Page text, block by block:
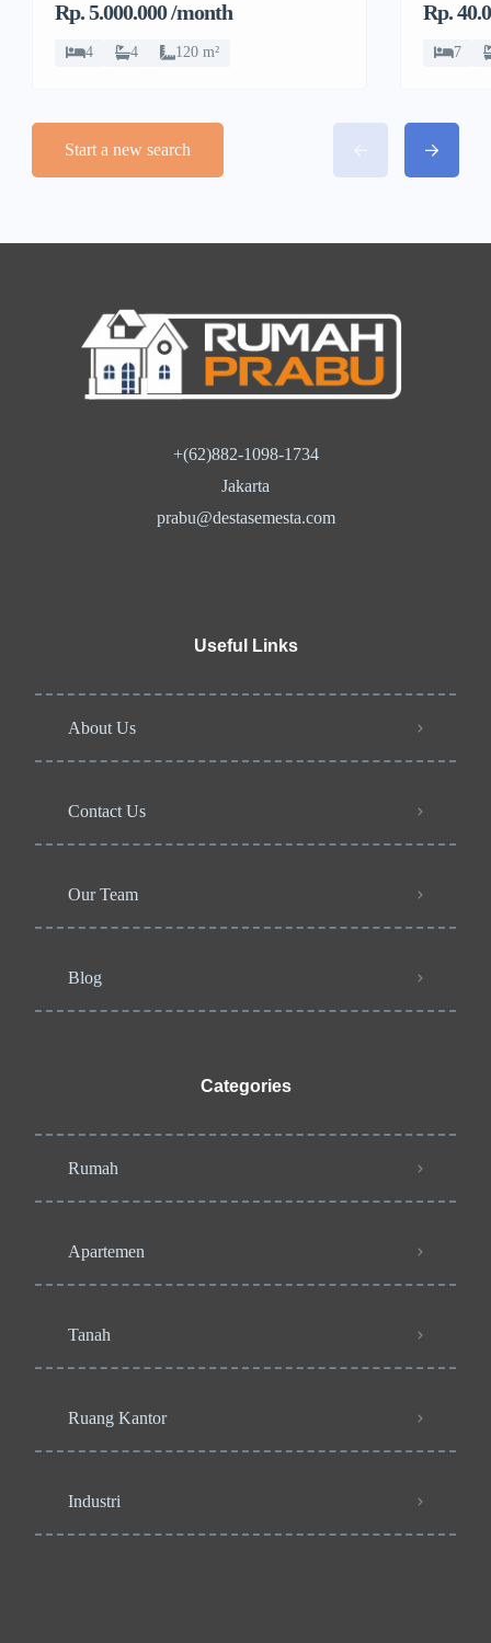
Barat
Rp. 5.000.000 /month
4 4 120 m²
Rp.
7
Start a new search
+(62)882-1098-1734
Jakarta
prabu@destasemesta.com
Useful Links
About Us
Contact Us
Our Team
Blog
Categories
Rumah
Apartemen
Tanah
Ruang Kantor
Industri